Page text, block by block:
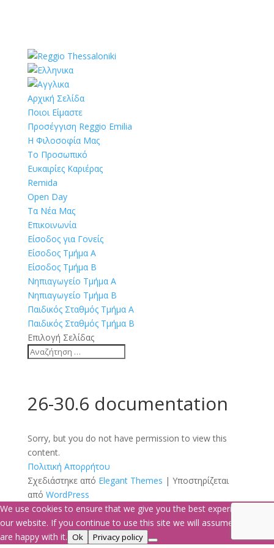
Αρχική Σελίδα
Ποιοι Είμαστε
Προσέγγιση Reggio Emilia
Η Φιλοσοφία Μας
Το Προσωπικό
Ευκαιρίες Καριέρας
Remida
Open Day
Τα Νέα Μας
Επικοινωνία
Είσοδος για Γονείς
Είσοδος Τμήμα Α
Είσοδος Τμήμα Β
Νηπιαγωγείο Τμήμα Α
Νηπιαγωγείο Τμήμα Β
Παιδικός Σταθμός Τμήμα Α
Παιδικός Σταθμός Τμήμα Β
Επιλογή Σελίδας
26-30.6 documentation
Sorry, but you do not have permission to view this
content.
Πολιτική Απορρήτου
Σχεδιάστηκε από Elegant Themes | Υποστηρίζεται
από WordPress
We use cookies to ensure that we give you the best experience on
our website. If you continue to use this site we will assume that you
are happy with it. Ok Privacy policy